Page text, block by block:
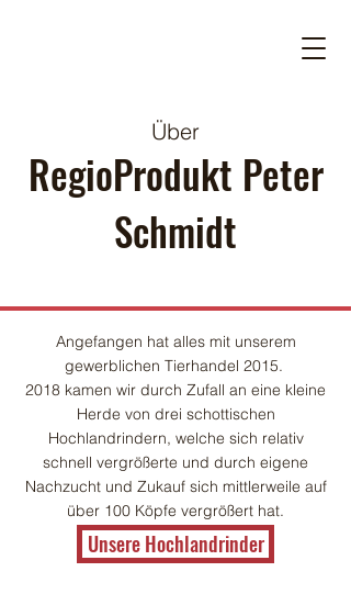
Über
RegioProdukt Peter
Schmidt
Angefangen hat alles mit unserem
gewerblichen Tierhandel 2015.
2018 kamen wir durch Zufall an eine kleine
Herde von drei schottischen
Hochlandrindern, welche sich relativ
schnell vergrößerte und durch eigene
Nachzucht und Zukauf sich mittlerweile auf
über 100 Köpfe vergrößert hat.
Unsere Hochlandrinder